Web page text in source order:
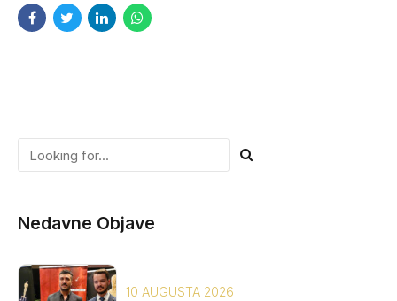
Nedavne Objave
10 AUGUSTA 2026